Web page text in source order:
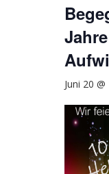
Juni 20 @